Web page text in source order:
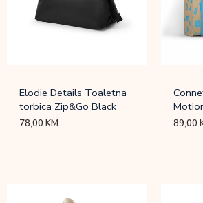
Elodie Details Toaletna
torbica Zip&Go Black
78,00KM 89,00